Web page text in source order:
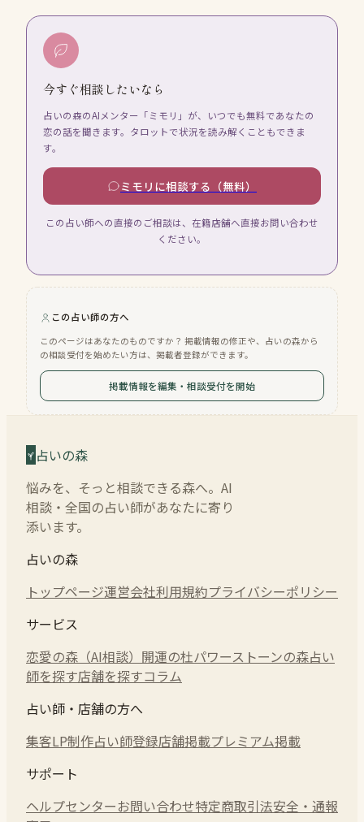
今すぐ相談したいなら
占いの森のAIメンター「ミモリ」が、いつでも無料であなたの
恋の話を聞きます。タロットで状況を読み解くこともできま
す。
ミモリに相談する（無料）
この占い師への直接のご相談は、在籍店舗へ直接お問い合わせ
ください。
この占い師の方へ
このページはあなたのものですか？ 掲載情報の修正や、占いの森から
の相談受付を始めたい方は、掲載者登録ができます。
掲載情報を編集・相談受付を開始
占いの森
悩みを、そっと相談できる森へ。AI
相談・全国の占い師があなたに寄り
添います。
占いの森
トップページ運営会社利用規約プライバシーポリシー
サービス
恋愛の森（AI相談） 開運の杜パワーストーンの森占い
師を探す店舗を探すコラム
占い師・店舗の方へ
集客LP制作占い師登録店舗掲載プレミアム掲載
サポート
ヘルプセンターお問い合わせ特定商取引法安全・通報